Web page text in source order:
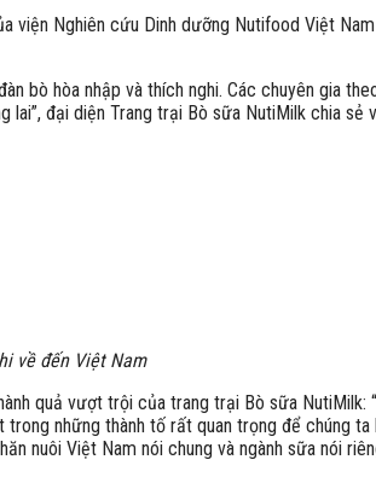
Nghiên cứu Dinh dưỡng Nutifood Việt
bò hòa nhập và thích nghi. Các chuyên gia
đại diện Trang trại Bò sữa NutiMilk chia sẻ
về đến Việt Nam
quả vượt trội của trang trại Bò sữa NutiMilk:
những thành tố rất quan trọng để chúng
nuôi Việt Nam nói chung và ngành sữa nói